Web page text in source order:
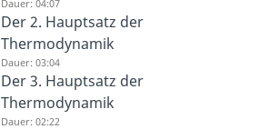
Dauer: 04:07
Der 2. Hauptsatz der
Thermodynamik
Dauer: 03:04
Der 3. Hauptsatz der
Thermodynamik
Dauer: 02:22